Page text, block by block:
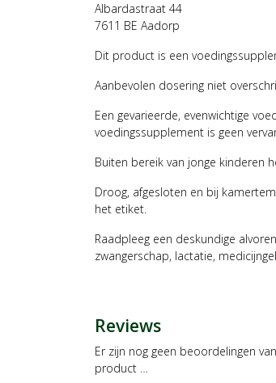
Albardastraat 44
7611 BE Aadorp
Dit product is een
Aanbevolen dosering niet
Een gevarieerde, evenwichtige
voedingssupplement is geen
Buiten bereik van jonge kinderen
Droog, afgesloten en bij
het etiket.
Raadpleeg een deskundige
zwangerschap, lactatie,
Reviews
Er zijn nog geen beoordelingen
product …